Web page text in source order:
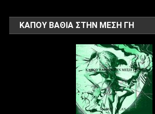
ΚΑΠΟΥ ΒΑΘΙΑ ΣΤΗΝ ΜΕΣΗ ΓΗ